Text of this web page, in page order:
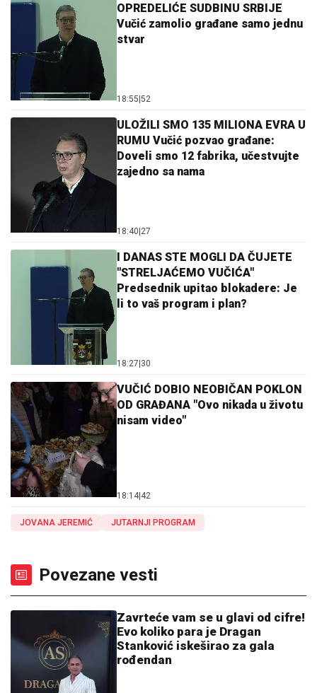
OPREDELIĆE SUDBINU SRBIJE
Vučić zamolio građane samo jednu
stvar
18:55 52
ULOŽILI SMO 135 MILIONA EVRA U
RUMU Vučić pozvao građane:
Doveli smo 12 fabrika, učestvujte
zajedno sa nama
18:40 27
I DANAS STE MOGLI DA ČUJETE
"STRELJAĆEMO VUČIĆA"
Predsednik upitao blokadere: Je
li to vaš program i plan?
18:27 30
VUČIĆ DOBIO NEOBIČAN POKLON
OD GRAĐANA "Ovo nikada u životu
nisam video"
18:14 42
JOVANA JEREMIĆ JUTARNJI PROGRAM
Povezane vesti
Zavrteće vam se u glavi od cifre!
Evo koliko para je Dragan
Stanković iskeširao za gala
rođendan